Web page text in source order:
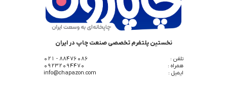
نخستین پلتفرم تخصصی صنعت چاپ در ایران
تلفن :
88476086 - 021
همراه :
09232094470
ایمیل :
info@chapazon.com